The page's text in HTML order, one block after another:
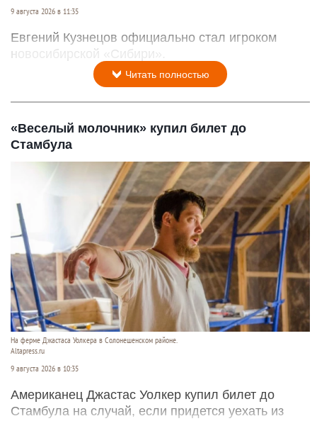
9 августа 2026 в 11:35
Евгений Кузнецов официально стал игроком
новосибирской «Сибири».
Читать полностью
«Веселый молочник» купил билет до
Стамбула
На ферме Джастаса Уолкера в Солонешенском районе.
Altapress.ru
9 августа 2026 в 10:35
Американец Джастас Уолкер купил билет до
Стамбула на случай, если придется уехать из